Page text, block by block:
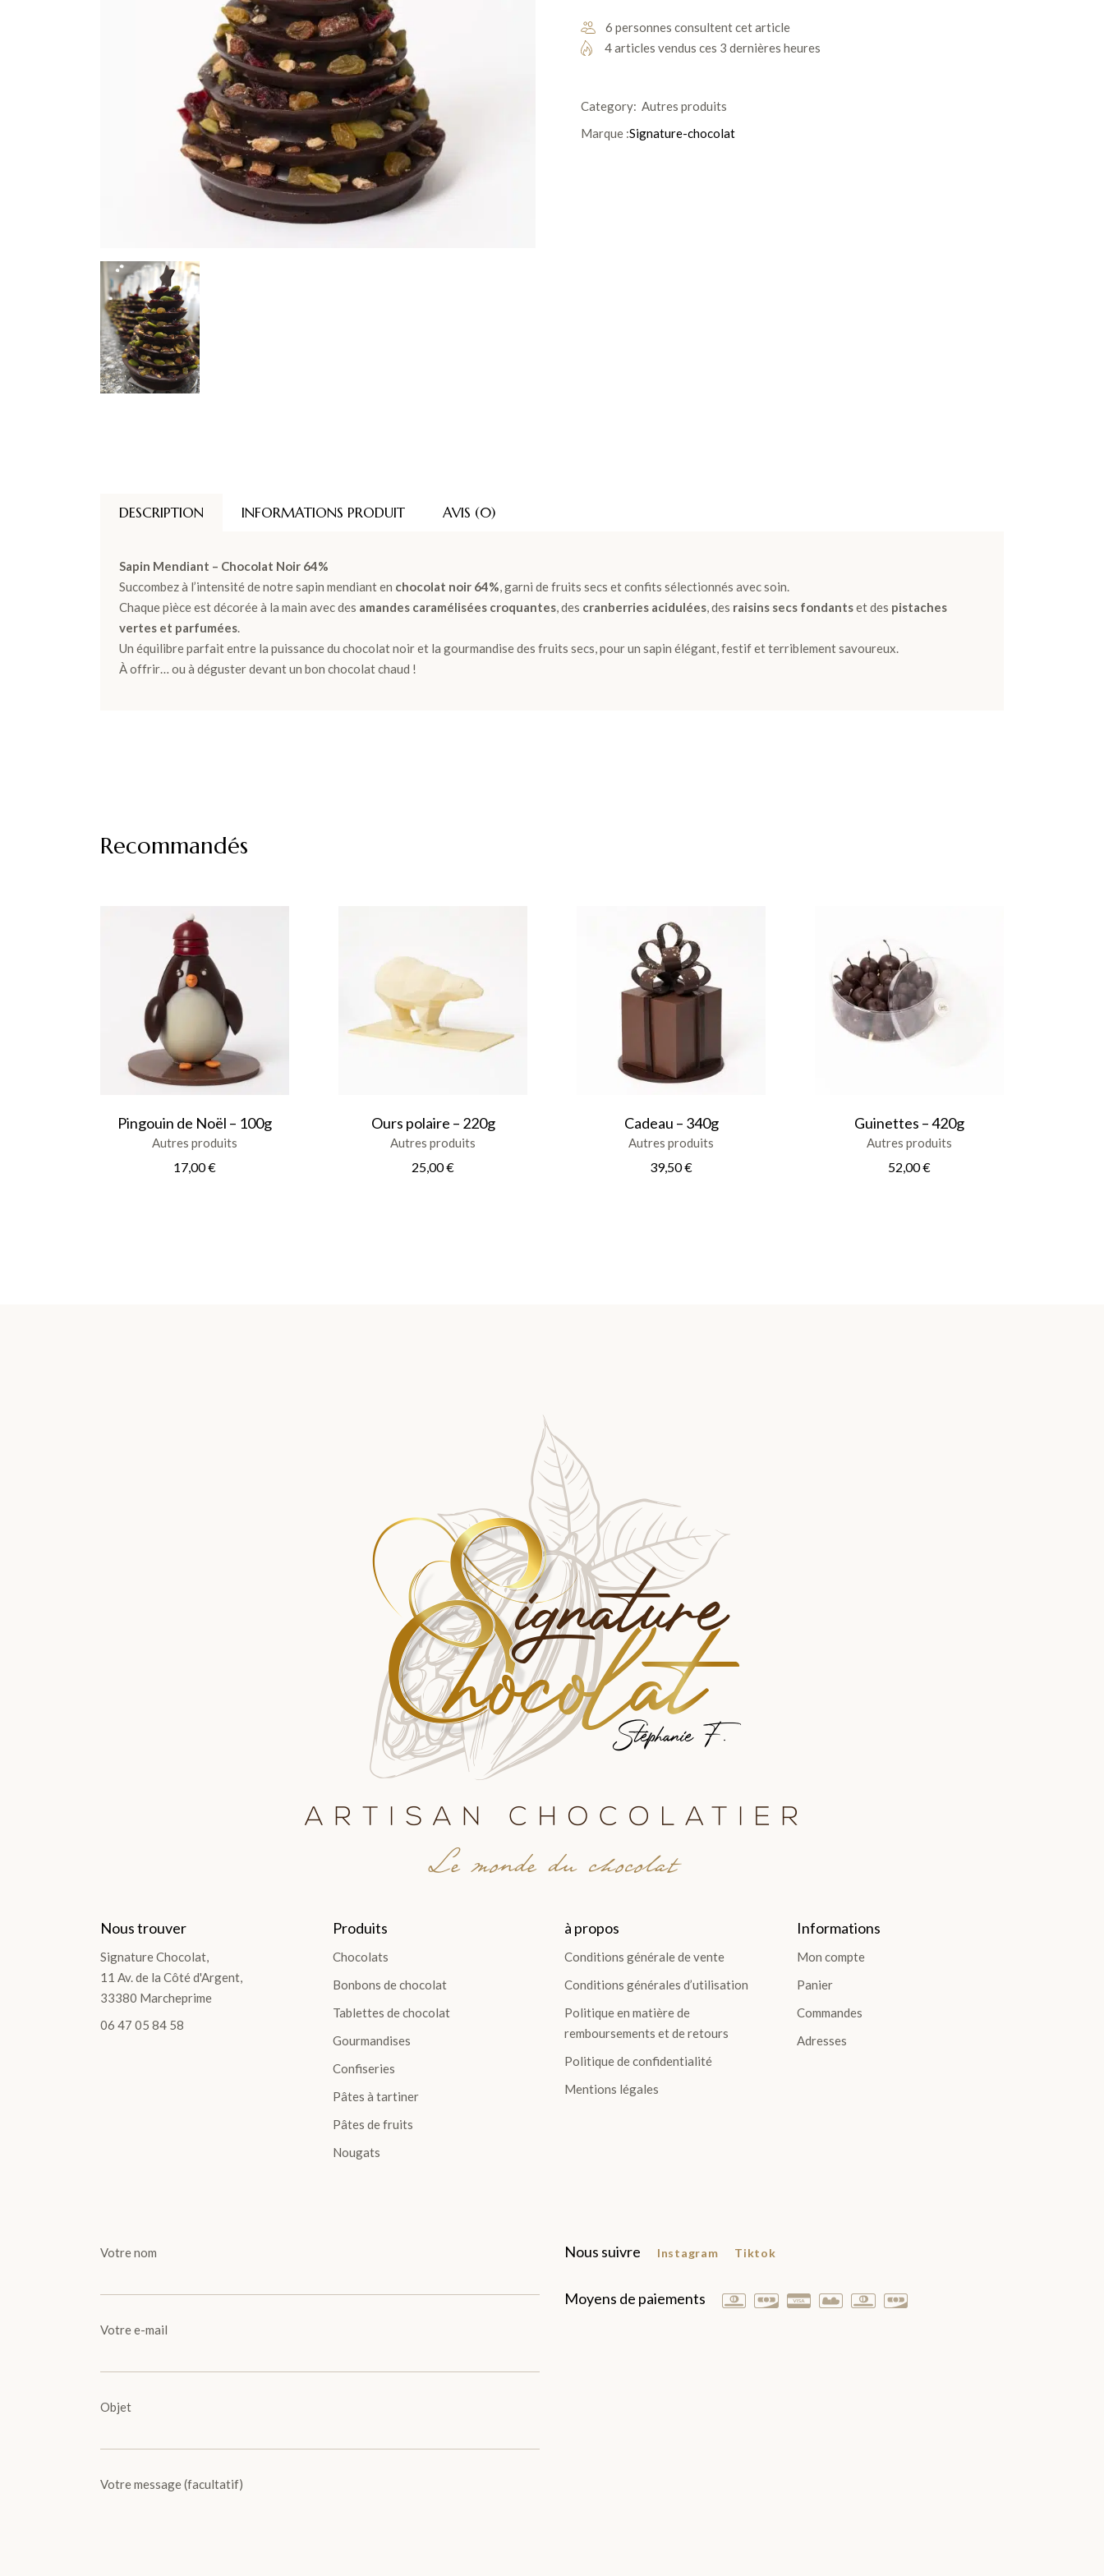
6 personnes consultent cet article
4 articles vendus ces 3 dernières heures
Category: Autres produits
Marque :Signature-chocolat
DESCRIPTION INFORMATIONS PRODUIT AVIS (0)
Sapin Mendiant – Chocolat Noir 64%
Succombez à l’intensité de notre sapin mendiant en chocolat noir 64%, garni de fruits secs et confits sélectionnés avec soin.
Chaque pièce est décorée à la main avec des amandes caramélisées croquantes, des cranberries acidulées, des raisins secs fondantset des pistaches
vertes et parfumées.
Un équilibre parfait entre la puissance du chocolat noir et la gourmandise des fruits secs, pour un sapin élégant, festif et terriblement savoureux.
À offrir… ou à déguster devant un bon chocolat chaud !
Recommandés
Pingouin de Noël – 100g
Autres produits
17,00€
Ours polaire – 220g
Autres produits
25,00€
Cadeau – 340g
Autres produits
39,50€
Guinettes – 420g
Autres produits
52,00€
Le monde du chocolat
Nous trouver
Signature Chocolat,
11 Av. de la Côté d'Argent,
33380 Marcheprime
06 47 05 84 58
Produits
Chocolats
Bonbons de chocolat
Tablettes de chocolat
Gourmandises
Confiseries
Pâtes à tartiner
Pâtes de fruits
Nougats
à propos
Conditions générale de vente
Conditions générales d’utilisation
Politique en matière de
remboursements et de retours
Politique de confidentialité
Mentions légales
Informations
Mon compte
Panier
Commandes
Adresses
Votre nom
Votre e-mail
Objet
Votre message (facultatif)
Nous suivre Instagram Tiktok
Moyens de paiements